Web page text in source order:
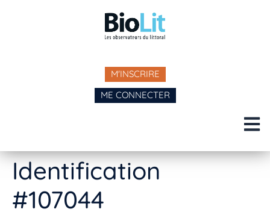
M'INSCRIRE
ME CONNECTER
Identification
#107044